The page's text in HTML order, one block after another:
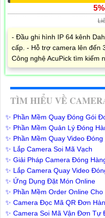
- Đầu ghi hình IP 64 kênh
cấp. - Hỗ trợ camera lên đến
Công nghệ AcuPick tìm kiếm
TÌM HIỂU VỀ
✨ Phần Mềm Quay Đóng Gói
✨ Phần Mềm Quản Lý Đóng
✨ Phần Mềm Quay Video Đóng
✨ Lắp Camera Soi Mã Vạch
✨ Giải Pháp Camera Đóng
✨ Lắp Camera Quay Video
✨ Ứng Dụng Đặt Món Online
✨ Phần Mềm Order Online Cho
✨ Camera Đọc Mã QR Đơn
✨ Camera Soi Mã Vận Đơn Tự